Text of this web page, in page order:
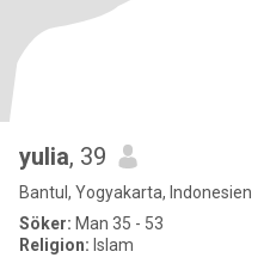
yulia, 39
Bantul, Yogyakarta, Indonesien
Söker: Man 35 - 53
Religion: Islam